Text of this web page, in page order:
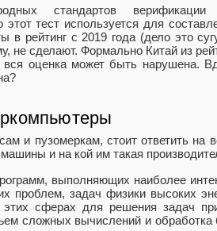
стандартов верификации
тест используется для
в рейтинг с 2019 года (дело это
не сделают. Формально Китай из
вся оценка может быть нарушена.
и пузомеркам, стоит ответить на
и на кой им такая
выполняющих наиболее
проблем, задач физики высоких
сферах для решения задач
сложных вычислений и обработка